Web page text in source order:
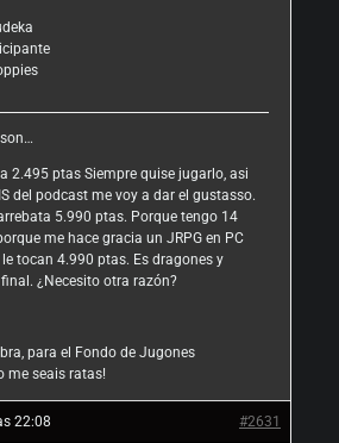
2.495 ptas Siempre quise jugarlo, asi
del podcast me voy a dar el gustasso.
5.990 ptas. Porque tengo 14
me hace gracia un JRPG en PC
le tocan 4.990 ptas. Es dragones y
¿Necesito otra razón?
para el Fondo de Jugones
me seais ratas!
22:08 #2631